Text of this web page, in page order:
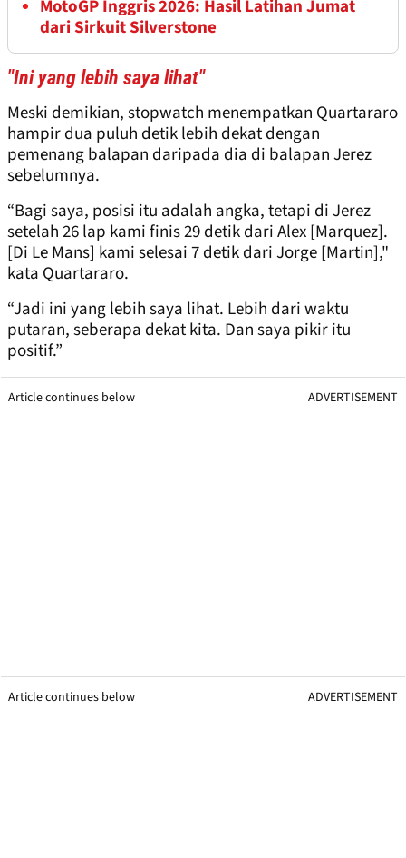
MotoGP Inggris 2026: Hasil Latihan Jumat
dari Sirkuit Silverstone
"Ini yang lebih saya lihat"
Meski demikian, stopwatch menempatkan Quartararo
hampir dua puluh detik lebih dekat dengan
pemenang balapan daripada dia di balapan Jerez
sebelumnya.
“Bagi saya, posisi itu adalah angka, tetapi di Jerez
setelah 26 lap kami finis 29 detik dari Alex [Marquez].
[Di Le Mans] kami selesai 7 detik dari Jorge [Martin],"
kata Quartararo.
“Jadi ini yang lebih saya lihat. Lebih dari waktu
putaran, seberapa dekat kita. Dan saya pikir itu
positif.”
Article continues below ADVERTISEMENT
Article continues below ADVERTISEMENT